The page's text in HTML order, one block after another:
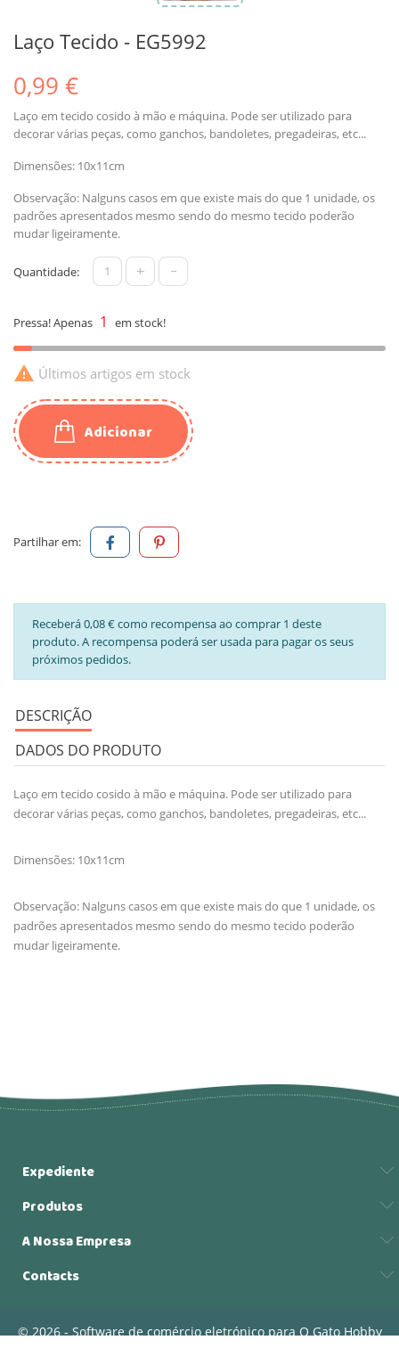
Laço Tecido - EG5992
0,99 €
Laço em tecido cosido à mão e máquina. Pode ser utilizado para
decorar várias peças, como ganchos, bandoletes, pregadeiras, etc...
Dimensões: 10x11cm
Observação: Nalguns casos em que existe mais do que 1 unidade, os
padrões apresentados mesmo sendo do mesmo tecido poderão
mudar ligeiramente.
Quantidade: + -
Pressa! Apenas 1 em stock!
 Últimos artigos em stock
Adicionar
Partilhar em:
Receberá 0,08 € como recompensa ao comprar 1 deste
produto. A recompensa poderá ser usada para pagar os seus
próximos pedidos.
DESCRIÇÃO
DADOS DO PRODUTO
Laço em tecido cosido à mão e máquina. Pode ser utilizado para
decorar várias peças, como ganchos, bandoletes, pregadeiras, etc...
Dimensões: 10x11cm
Observação: Nalguns casos em que existe mais do que 1 unidade, os
padrões apresentados mesmo sendo do mesmo tecido poderão
mudar ligeiramente.
Expediente
Produtos
A Nossa Empresa
Contacts
© 2026 - Software de comércio eletrónico para O Gato Hobby